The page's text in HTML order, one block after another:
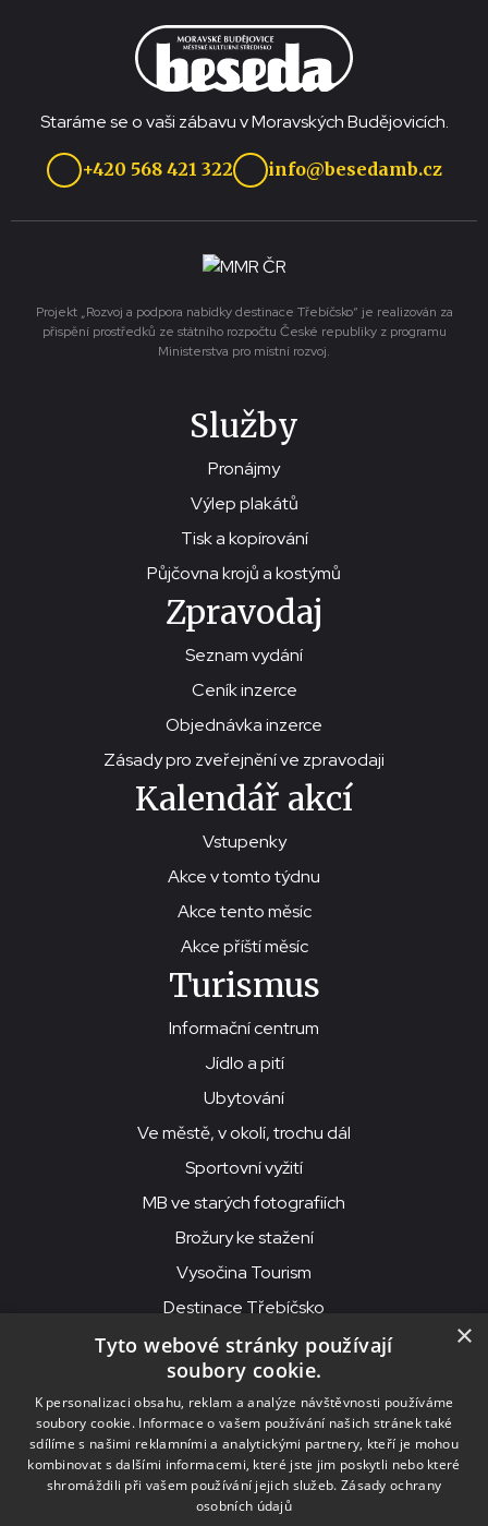
Staráme se o vaši zábavu v Moravských Budějovicích.
+420 568 421 322 info@besedamb.cz
Projekt „Rozvoj a podpora nabídky destinace Třebíčsko“ je realizován za
přispění prostředků ze státního rozpočtu České republiky z programu
Ministerstva pro místní rozvoj.
Služby
Pronájmy
Výlep plakátů
Tisk a kopírování
Půjčovna krojů a kostýmů
Zpravodaj
Seznam vydání
Ceník inzerce
Objednávka inzerce
Zásady pro zveřejnění ve zpravodaji
Kalendář akcí
Vstupenky
Akce v tomto týdnu
Akce tento měsíc
Akce příští měsíc
Turismus
Informační centrum
Jídlo a pití
Ubytování
Ve městě, v okolí, trochu dál
Sportovní vyžití
MB ve starých fotografiích
Brožury ke stažení
Vysočina Tourism
Destinace Třebíčsko
© 2026MKS Beseda Mor. Budějovice
MKS Beseda, příspěvková organizace, Purcnerova 62, 676 02
Moravské Budějovice
IČO: 00091758, DIČ: CZ00091758, ID datové schránky: chjn2kd
×
Tyto webové stránky používají
soubory cookie.
K personalizaci obsahu, reklam a analýze návštěvnosti používáme
soubory cookie. Informace o vašem používání našich stránek také
sdílíme s našimi reklamními a analytickými partnery, kteří je mohou
kombinovat s dalšími informacemi, které jste jim poskytli nebo které
shromáždili při vašem používání jejich služeb. Zásady ochrany
osobních údajů